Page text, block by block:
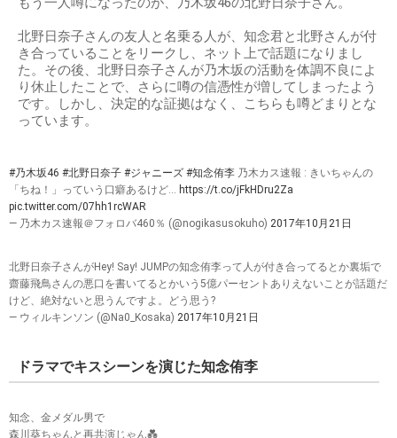
出典：http://kyun2.com
噂の相手：北野日奈子
もう一人噂になったのが、乃木坂46の北野日奈子さん。
北野日奈子さんの友人と名乗る人が、知念君と北野さんが付
き合っていることをリークし、ネット上で話題になりまし
た。その後、北野日奈子さんが乃木坂の活動を体調不良によ
り休止したことで、さらに噂の信憑性が増してしまったよう
です。しかし、決定的な証拠はなく、こちらも噂どまりとな
「ちね！」っていう口癖あるけど...
pic.twitter.com/07hh1rcWAR